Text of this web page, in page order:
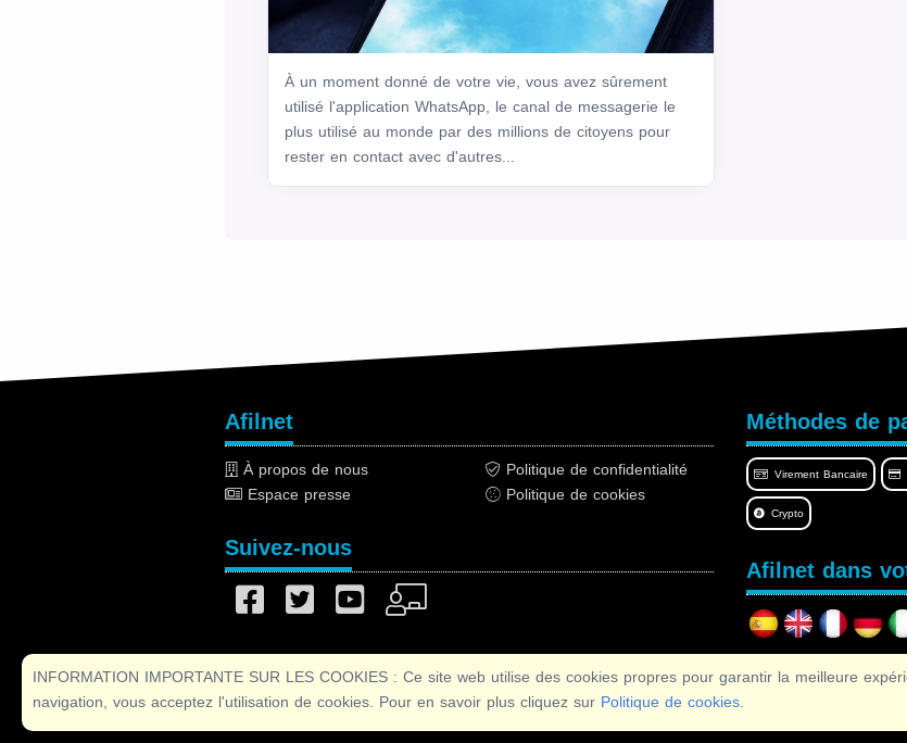
À un moment donné de votre vie, vous avez sûrement
utilisé l'application WhatsApp, le canal de messagerie le
plus utilisé au monde par des millions de citoyens pour
rester en contact avec d'autres...
INFORMATION IMPORTANTE SUR LES COOKIES : Ce site web utilise des cookies propres pour garantir la meilleure
navigation, vous acceptez l'utilisation de cookies. Pour en savoir plus cliquez sur Politique de cookies
Afilnet
À propos de nous
Espace presse
Politique de confidentialité
Politique de cookies
Suivez-nous
Méthodes de
Virement Bancaire
Crypto
Afilnet dans
Copyright © 2026 Afilnet· Tous droits réservés